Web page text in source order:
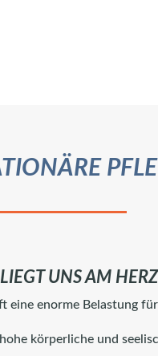
UNS AM
eine enorme Belastung
körperliche und